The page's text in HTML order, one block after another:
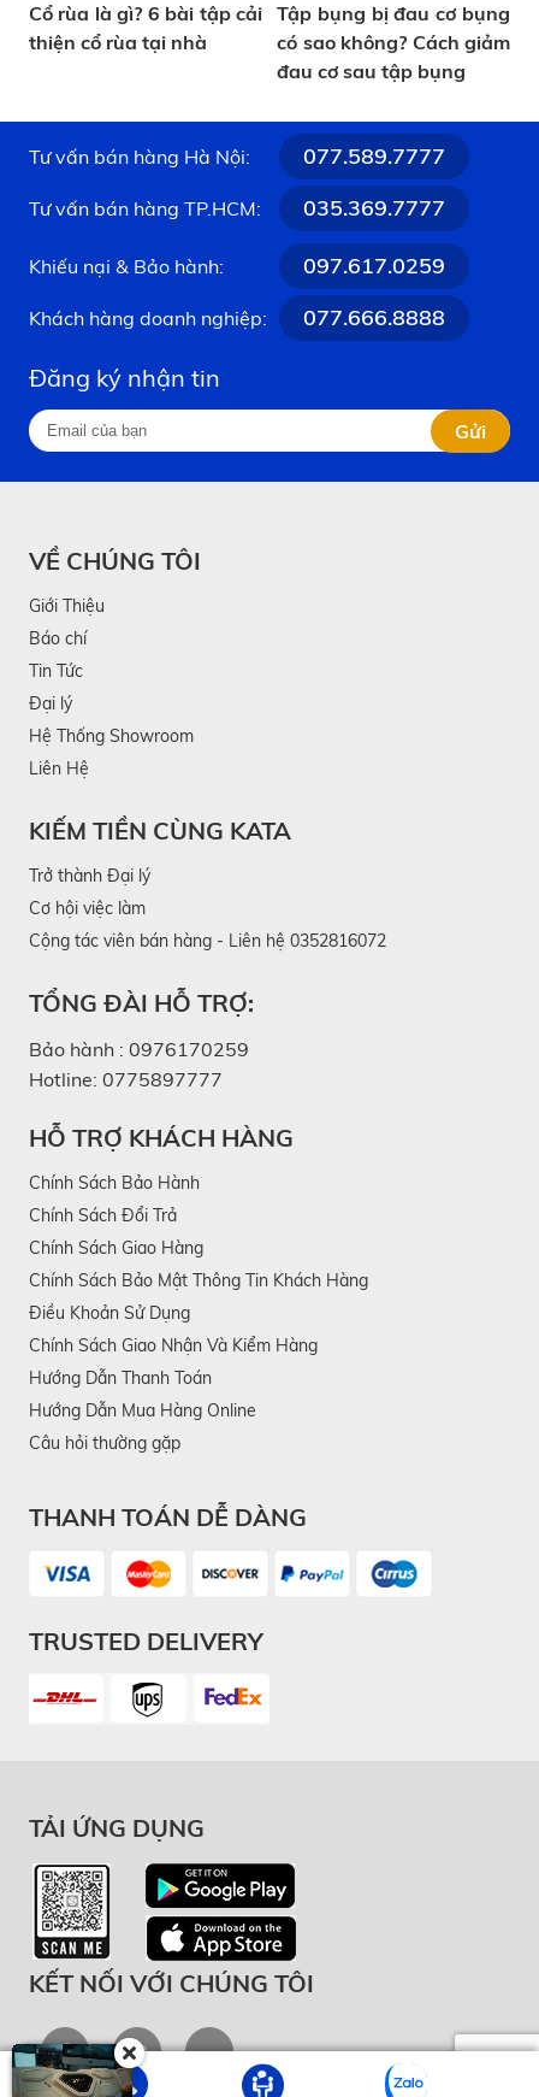
Cổ rùa là gì? 6 bài tập cải
thiện cổ rùa tại nhà
Tập bụng bị đau cơ bụng
có sao không? Cách giảm
đau cơ sau tập bụng
Tư vấn bán hàng Hà Nội: 077.589.7777
Tư vấn bán hàng TP.HCM: 035.369.7777
Khiếu nại & Bảo hành: 097.617.0259
Khách hàng doanh nghiệp: 077.666.8888
Đăng ký nhận tin
Gửi
VỀ CHÚNG TÔI
Giới Thiệu
Báo chí
Tin Tức
Đại lý
Hệ Thống Showroom
Liên Hệ
KIẾM TIỀN CÙNG KATA
Trở thành Đại lý
Cơ hội việc làm
Cộng tác viên bán hàng - Liên hệ 0352816072
TỔNG ĐÀI HỖ TRỢ:
Bảo hành : 0976170259
Hotline: 0775897777
HỖ TRỢ KHÁCH HÀNG
Chính Sách Bảo Hành
Chính Sách Đổi Trả
Chính Sách Giao Hàng
Chính Sách Bảo Mật Thông Tin Khách Hàng
Điều Khoản Sử Dụng
Chính Sách Giao Nhận Và Kiểm Hàng
Hướng Dẫn Thanh Toán
Hướng Dẫn Mua Hàng Online
Câu hỏi thường gặp
THANH TOÁN DỄ DÀNG
TRUSTED DELIVERY
TẢI ỨNG DỤNG
KẾT NỐI VỚI CHÚNG TÔI